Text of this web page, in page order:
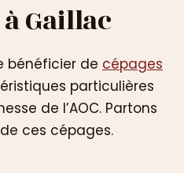
Gaillac
bénéficier de cépages
particulières
de l’AOC. Partons
ces cépages.